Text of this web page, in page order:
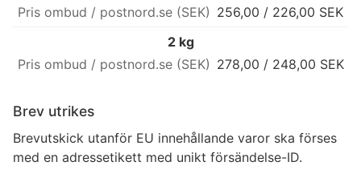
256,00 / 226,00 SEK
2 kg
278,00 / 248,00 SEK
Brev utrikes
Brevutskick utanför EU innehållande varor ska förses
med en adressetikett med unikt försändelse-ID.